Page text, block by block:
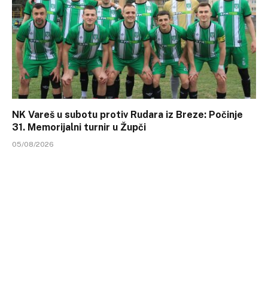
NK Vareš u subotu protiv Rudara iz Breze: Počinje
31. Memorijalni turnir u Župči
05/08/2026